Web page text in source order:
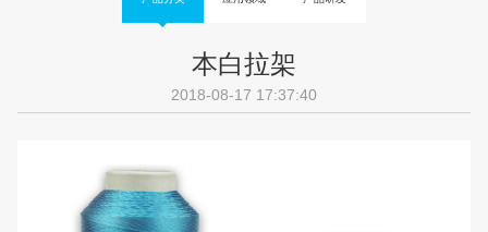
产品分类 应用领域
本白拉架
2018-08-17 17:37:40